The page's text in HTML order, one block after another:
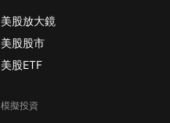
美股放大鏡
美股股市
美股ETF
模擬投資